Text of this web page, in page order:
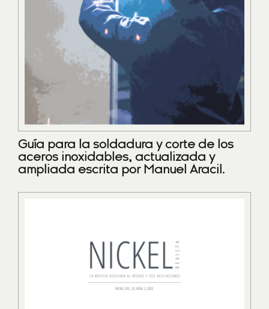
Guía para la soldadura y corte de los
aceros inoxidables, actualizada y
ampliada escrita por Manuel Aracil.